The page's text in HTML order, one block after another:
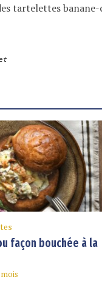
tartelettes
façon bouchée à la